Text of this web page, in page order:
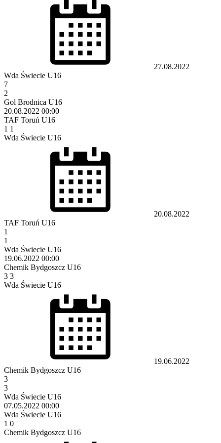
27.08.2022
Wda Świecie U16
7
2
Gol Brodnica U16
20.08.2022 00:00
TAF Toruń U16
1 1
Wda Świecie U16
20.08.2022
TAF Toruń U16
1
1
Wda Świecie U16
19.06.2022 00:00
Chemik Bydgoszcz U16
3 3
Wda Świecie U16
19.06.2022
Chemik Bydgoszcz U16
3
3
Wda Świecie U16
07.05.2022 00:00
Wda Świecie U16
1 0
Chemik Bydgoszcz U16